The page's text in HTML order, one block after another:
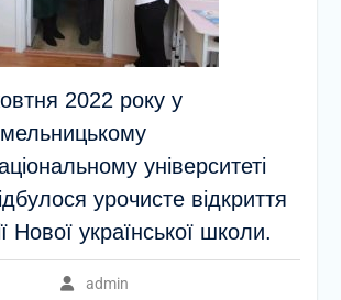
2022 року у
університеті
урочисте відкриття
Нової української школи.
admin